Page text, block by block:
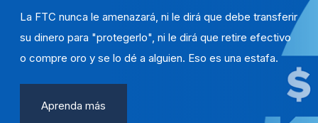
La FTC nunca le amenazará, ni le dirá que debe transferir
su dinero para "protegerlo", ni le dirá que retire efectivo
o compre oro y se lo dé a alguien. Eso es una estafa.
Aprenda más